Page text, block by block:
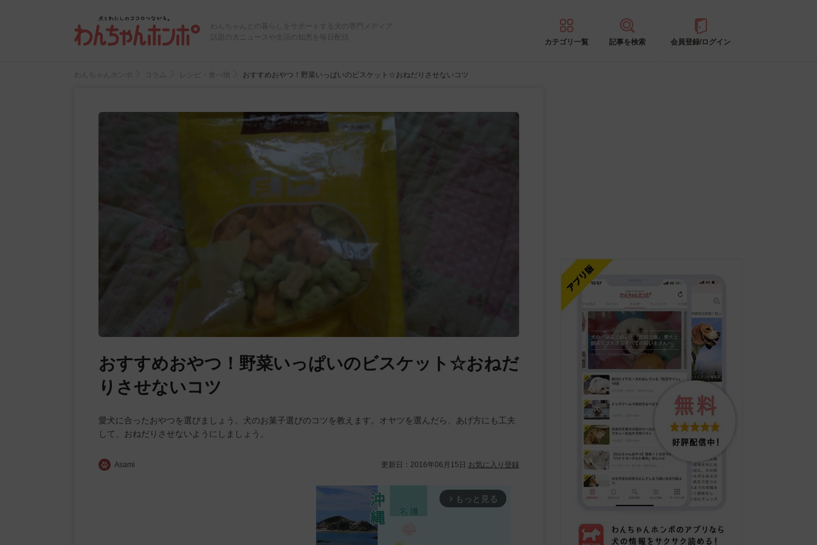
わんちゃんとの暮らしをサポートする犬の専門メディア
話題の犬ニュースや生活の知恵を毎日配信
カテゴリ一覧 記事を検索 会員登録/ログイン
わんちゃんホンポ コラム レシピ・食べ物 おすすめおやつ！野菜いっぱいのビスケット☆おねだりさせないコツ
おすすめおやつ！野菜いっぱいのビスケット☆おねだ
りさせないコツ
愛犬に合ったおやつを選びましょう。犬のお菓子選びのコツを教えます。オヤツを選んだら、あげ方にも工夫
して、おねだりさせないようにしましょう。
Asami 更新日： 2016年06月15日 お気に入り登録
arrow_forward_ios もっと見る